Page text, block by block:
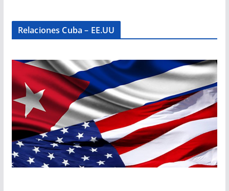
Relaciones Cuba – EE.UU